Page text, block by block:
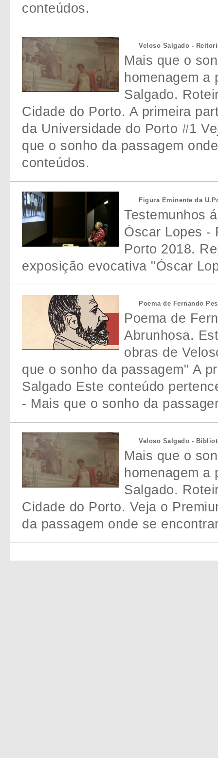
conteúdos.
Veloso Salgado -
Mais que o
homenagem a
Salgado.
Cidade do Porto. A primeira
da Universidade do Porto #1
que o sonho da passagem
conteúdos.
Figura Eminente da
Testemunhos
Óscar Lopes -
Porto 2018.
exposição evocativa "Óscar
Poema de Fernando
Poema de
Abrunhosa.
obras de
que o sonho da passagem" A
Salgado Este conteúdo
- Mais que o sonho da
Veloso Salgado -
Mais que o
homenagem a
Salgado.
Cidade do Porto. Veja o
da passagem onde se